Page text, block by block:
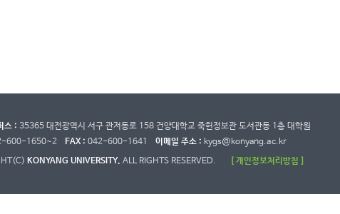
스 : 35365 대전광역시 서구 관저동로 158 건양대학교 죽헌정보관 도서관동 1층 대학원
600-1650~2 FAX : 042-600-1641 이메일 주소 : kygs@konyang.ac.kr
KONYANG UNIVERSITY. ALL RIGHTS RESERVED. [ 개인정보처리방침 ]